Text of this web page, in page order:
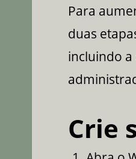
Para
duas
incluindo a
Crie